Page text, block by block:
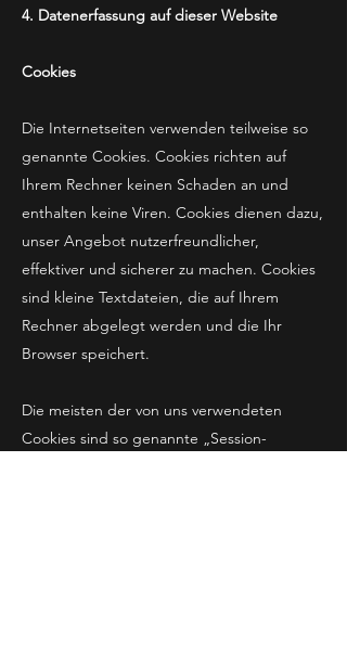
4. Datenerfassung auf dieser Website
Cookies
Die Internetseiten verwenden teilweise so
genannte Cookies. Cookies richten auf
Ihrem Rechner keinen Schaden an und
enthalten keine Viren. Cookies dienen dazu,
unser Angebot nutzerfreundlicher,
effektiver und sicherer zu machen. Cookies
sind kleine Textdateien, die auf Ihrem
Rechner abgelegt werden und die Ihr
Browser speichert.
Die meisten der von uns verwendeten
Cookies sind so genannte „Session-